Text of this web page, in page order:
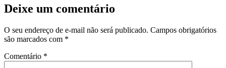
Deixe um comentário
O seu endereço de e-mail não será publicado. Campos obrigatórios
são marcados com *
Comentário *